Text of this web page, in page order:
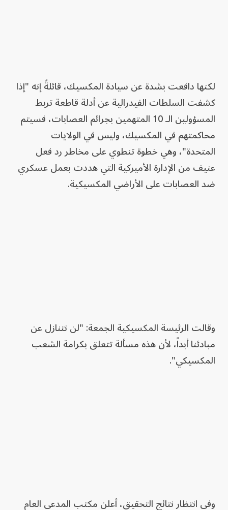
لكنها دافعت بشدة عن سيادة المكسيك، قائلةً إنه "إذا
كشفت السلطات الفيدرالية عن أدلة قاطعة تربط
المسؤولين الـ 10 المتهمين بجرائم العصابات، فسيتم
محاكمتهم في المكسيك، وليس في الولايات
المتحدة"، وهي خطوة تنطوي على مخاطر رد فعل
عنيف من الإدارة الأميركية التي هددت بعمل عسكري
ضد العصابات على الأراضي المكسيكية.
وقالت الرئيسة المكسيكية الجمعة: "لن نتنازل عن
مبادئنا أبداً، لأن هذه مسألة تتعلق بكرامة الشعب
المكسيكي".
وفي انتظار نتائج التحقيق، أعلن مكتب المدعي العام